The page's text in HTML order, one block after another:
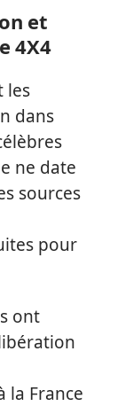
et
4X4
les
dans
ne date
sources
pour
ont
la France